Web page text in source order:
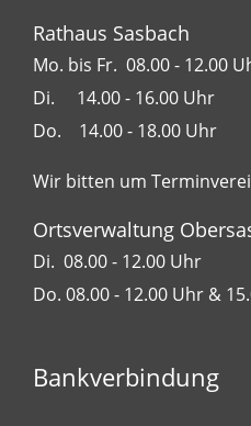
Rathaus Sasbach
Mo. bis Fr. 08.00 - 12.00
Di. 14.00 - 16.00 Uhr
Do. 14.00 - 18.00 Uhr
Wir bitten um
Ortsverwaltung
Di. 08.00 - 12.00 Uhr
Do. 08.00 - 12.00 Uhr &
Bankverbindung